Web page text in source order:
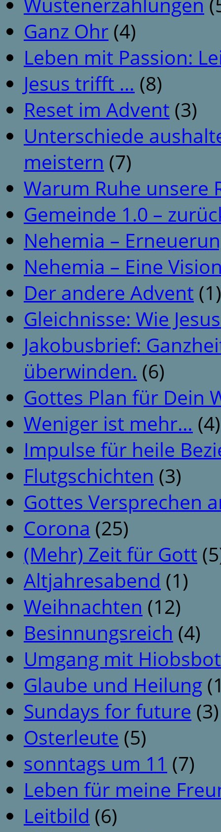
Ganz Ohr (4)
Leben mit Passion:
Jesus trifft … (8)
Reset im Advent (3)
Unterschiede
meistern (7)
Warum Ruhe unsere
Gemeinde 1.0 –
Nehemia –
Nehemia – Eine
Der andere Advent (1)
Gleichnisse: Wie
Jakobusbrief:
überwinden. (6)
Gottes Plan für Dein
Weniger ist mehr… (4)
Impulse für heile
Flutgschichten (3)
Gottes Versprechen
Corona (25)
(Mehr) Zeit für Gott
Altjahresabend (1)
Weihnachten (12)
Besinnungsreich (4)
Umgang mit
Glaube und Heilung
Sundays for future (3)
Osterleute (5)
sonntags um 11 (7)
Leben für meine
Leitbild (6)